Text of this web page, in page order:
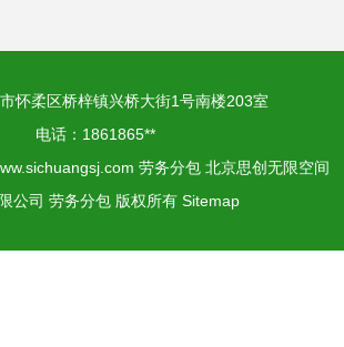
怀柔区桥梓镇兴桥大街1号南楼203室
电话：1861865**
劳务分包 北京思创无限空间
公司 劳务分包 版权所有 Sitemap